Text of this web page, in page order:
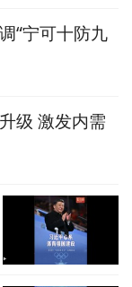
“宁可十防九
级 激发内需